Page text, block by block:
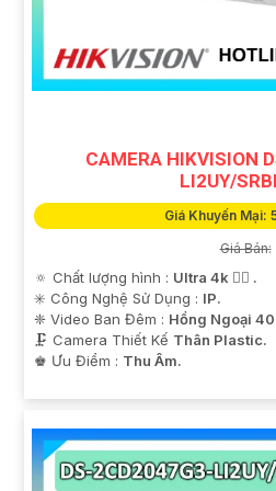
CAMERA HIKVISION
LI2UY/
Giá Khuyến Mại:
Giá Bán:
🔅 Chất lượng hình : Ultra 4k 👍🏾 .
✳️ Công Nghệ Sử Dụng : IP.
❈ Video Ban Đêm : Hồng Ngoại
🗜️ Camera Thiết Kế Thân Plastic.
️♚ Ưu Điểm : Thu Âm.